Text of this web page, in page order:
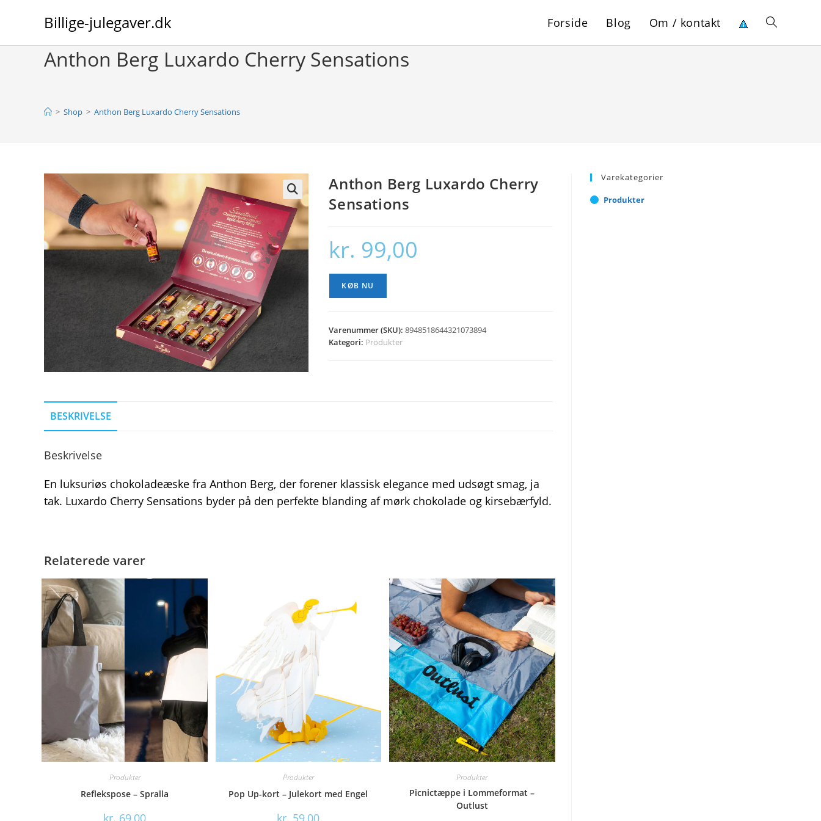
Billige-julegaver.dk Forside Blog Om / kontakt Toggle
Anthon Berg Luxardo Cherry Sensations
> Shop > Anthon Berg Luxardo Cherry Sensations
🔍
Anthon Berg Luxardo Cherry
Sensations
kr. 99,00
KØB NU
Varenummer (SKU):8948518644321073894
Kategori: Produkter
BESKRIVELSE
Beskrivelse
En luksuriøs chokoladeæske fra Anthon Berg, der forener klassisk elegance med udsøgt smag, ja
tak. Luxardo Cherry Sensations byder på den perfekte blanding af mørk chokolade og kirsebærfyld.
Relaterede varer
Produkter
Reflekspose – Spralla
kr. 69,00
Produkter
Pop Up-kort – Julekort med Engel
kr. 59,00
Produkter
Picnictæppe i Lommeformat –
Outlust
Varekategorier
Produkter